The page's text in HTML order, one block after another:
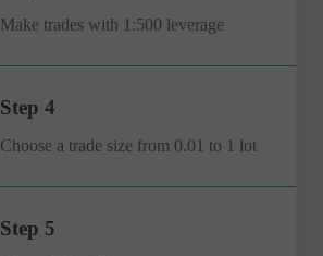
Make trades with 1:500 leverage
Step 4
Choose a trade size from 0.01 to 1 lot
Step 5